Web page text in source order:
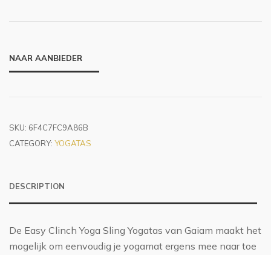
NAAR AANBIEDER
SKU: 6F4C7FC9A86B
CATEGORY: YOGATAS
DESCRIPTION
De Easy Clinch Yoga Sling Yogatas van Gaiam maakt het
mogelijk om eenvoudig je yogamat ergens mee naar toe